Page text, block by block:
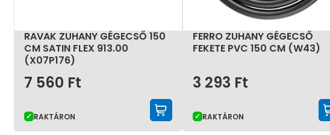
RAVAK ZUHANY GÉGECSŐ 150
CM SATIN FLEX 913.00
(X07P176)
7 560 Ft
RAKTÁRON KOSÁRBA TESZEM
FERRO ZUHANY GÉGECSŐ
FEKETE PVC 150 CM (W43)
3 293 Ft
RAKTÁRON